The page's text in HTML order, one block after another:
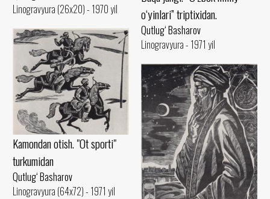
Linogravyura (26x20) - 1970 yil
o‘yinlari” triptixidan.
Qutlug‘ Basharov
Linogravyura - 1971 yil
Kamondan otish. "Ot sporti"
turkumidan
Qutlug‘ Basharov
Linogravyura (64x72) - 1971 yil